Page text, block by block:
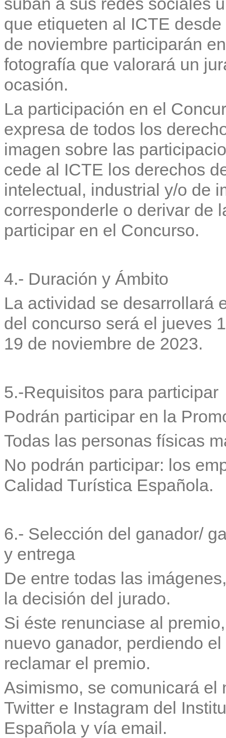
que etiqueten al ICTE
de noviembre participarán
fotografía que valorará un
ocasión.
La participación en el
expresa de todos los
imagen sobre las
cede al ICTE los derechos
intelectual, industrial y/o de
corresponderle o derivar de
participar en el Concurso.
4.- Duración y Ámbito
La actividad se desarrollará
del concurso será el jueves
19 de noviembre de 2023.
5.-Requisitos para participar
Podrán participar en la
Todas las personas físicas
No podrán participar: los
Calidad Turística Española.
6.- Selección del ganador/
y entrega
De entre todas las
la decisión del jurado.
Si éste renunciase al
nuevo ganador, perdiendo
reclamar el premio.
Asimismo, se comunicará el
Twitter e Instagram del
Española y vía email.